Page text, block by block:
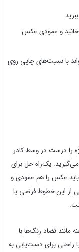
و عمودی عکس
با نسبت‌های چاپی روی
را درست در وسط کادر
یک‌راه حل برای
عکس را هم عمودی و
از این خطوط فرضی یا
مانند تضاد رنگ‌ها با
راحتی برای دست‌یابی به